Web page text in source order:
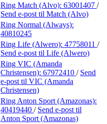
Ring Match (Alvo): 63001407 /
Send e-post til Match (Alvo)
Ring Normal (Always):
40810245
Ring Life (Alwero): 47758011 /
Send e-post til Life (Alwero)
Ring VIC (Amanda
Christensen): 67972410 / Send
e-post til VIC (Amanda
Christensen)
Ring Anton Sport (Amazonas):
40419440 / Send e-post til
Anton Sport (Amazonas)